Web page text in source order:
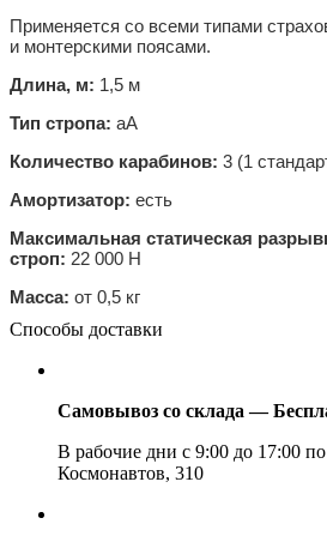
Применяется со всеми типами
и монтерскими поясами.
Длина, м: 1,5 м
Тип стропа: аА
Количество карабинов: 3 (1
Амортизатор: есть
Максимальная статическая
строп: 22 000 Н
Масса: от 0,5 кг
Способы доставки
Самовывоз со склада —
В рабочие дни с 9:00 до 17:00
Космонавтов, 310